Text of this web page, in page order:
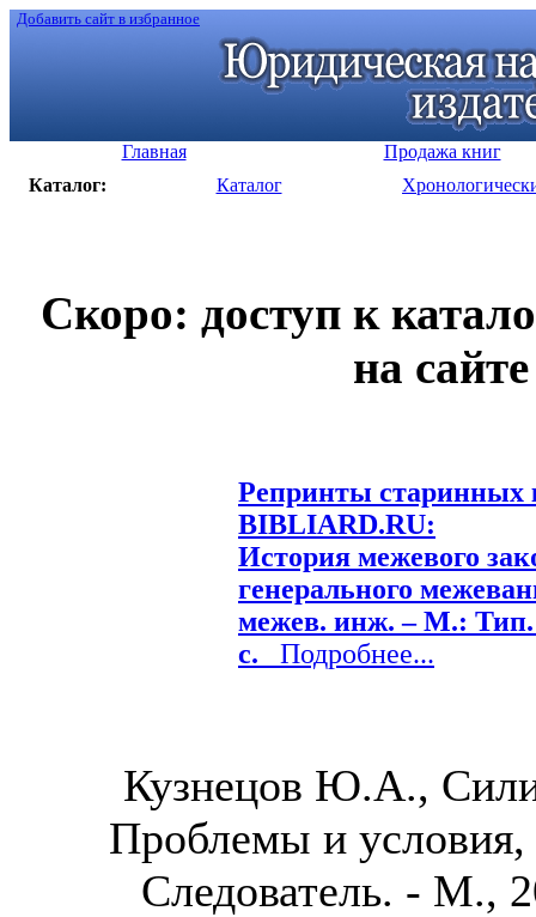
Добавить сайт в избранное
Главная
Продажа книг
Каталог:
Каталог
Скоро: доступ к
на
Репринты старинных
BIBLIARD.RU:
История межевого
генерального
межев. инж. – М.: Тип.
с. Подробнее...
Кузнецов Ю.А.,
Проблемы и
Следователь. - М.,